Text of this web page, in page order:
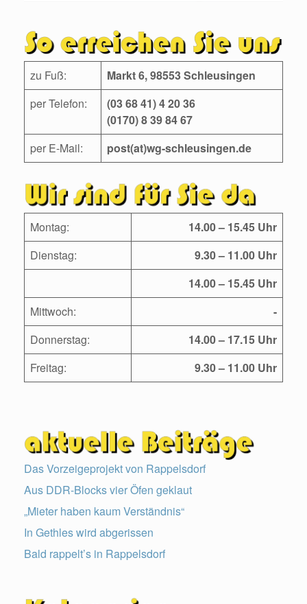
zu Fuß:
Markt 6, 98553 Schleusingen
per Telefon:
(03 68 41) 4 20 36
(0170) 8 39 84 67
per E-Mail:
post(at)wg-schleusingen.de
Montag:
14.00 – 15.45 Uhr
Dienstag:
9.30 – 11.00 Uhr
14.00 – 15.45 Uhr
Mittwoch:
-
Donnerstag:
14.00 – 17.15 Uhr
Freitag:
9.30 – 11.00 Uhr
Das Vorzeigeprojekt von Rappelsdorf
Aus DDR-Blocks vier Öfen geklaut
„Mieter haben kaum Verständnis“
In Gethles wird abgerissen
Bald rappelt’s in Rappelsdorf